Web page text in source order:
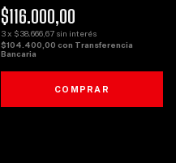
$116.000,00
3x $38.666,67 sin interés
$104.400,00 con Transferencia
Bancaria
COMPRAR